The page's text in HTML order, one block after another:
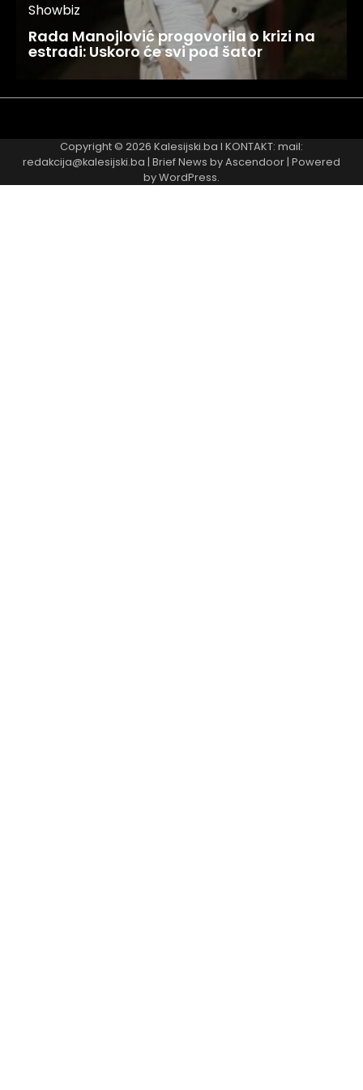
Showbiz
Rada Manojlović progovorila o krizi na
estradi: Uskoro će svi pod šator
Copyright © 2026 Kalesijski.ba I KONTAKT: mail:
redakcija@kalesijski.ba | Brief News byAscendoor | Powered
byWordPress.